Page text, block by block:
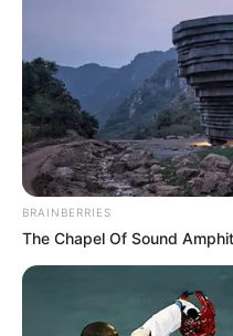
BRAINBERRIES
The Chapel Of Sound